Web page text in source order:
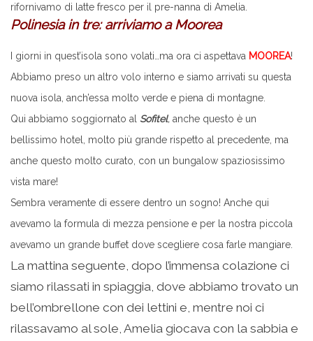
rifornivamo di latte fresco per il pre-nanna di Amelia.
Polinesia in tre: arriviamo a Moorea
I giorni in quest’isola sono volati…ma ora ci aspettava MOOREA!
Abbiamo preso un altro volo interno e siamo arrivati su questa
nuova isola, anch’essa molto verde e piena di montagne.
Qui abbiamo soggiornato al Sofitel, anche questo è un
bellissimo hotel, molto più grande rispetto al precedente, ma
anche questo molto curato, con un bungalow spaziosissimo
vista mare!
Sembra veramente di essere dentro un sogno! Anche qui
avevamo la formula di mezza pensione e per la nostra piccola
avevamo un grande buffet dove scegliere cosa farle mangiare.
La mattina seguente, dopo l’immensa colazione ci
siamo rilassati in spiaggia, dove abbiamo trovato un
bell’ombrellone con dei lettini e, mentre noi ci
rilassavamo al sole, Amelia giocava con la sabbia e